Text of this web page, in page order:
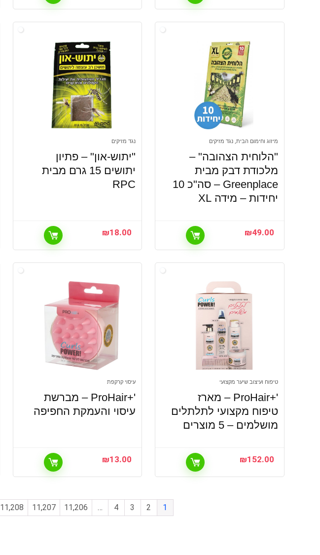
מיזוג וחימום הבית, נגד מזיקים
"הלוחית הצהובה" –
מלכודת דבק מבית
Greenplace – סה"כ 10
יחידות – מידה XL
₪49.00
נגד מזיקים
"יתוש-און" – פתיון
יתושים 15 גרם מבית
RPC
₪18.00
טיפוח ועיצוב שיער מקצועי
'+ProHair – מארז
טיפוח מקצועי לתלתלים
מושלמים – 5 מוצרים
₪152.00
עיסוי קרקפת
'+ProHair – מברשת
עיסוי והעמקת החפיפה
₪13.00
1
2
3
4
…
11,206
11,207
11,208